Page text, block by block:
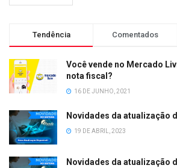
Tendência Comentados
Você vende no Mercado
nota fiscal?
16 DE JUNHO, 2021
Novidades da atualização
19 DE ABRIL, 2023
Novidades da atualização